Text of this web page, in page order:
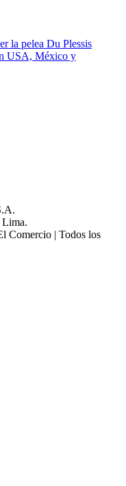
Lima.
Comercio | Todos los